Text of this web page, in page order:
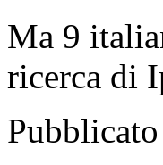
Ma 9
ricerca di